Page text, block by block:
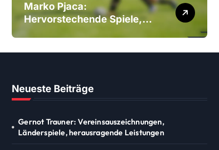
Marko Pjaca:
Hervorstechende Spiele,
Neueste Beiträge
Gernot Trauner: Vereinsauszeichnungen,
Länderspiele, herausragende Leistungen